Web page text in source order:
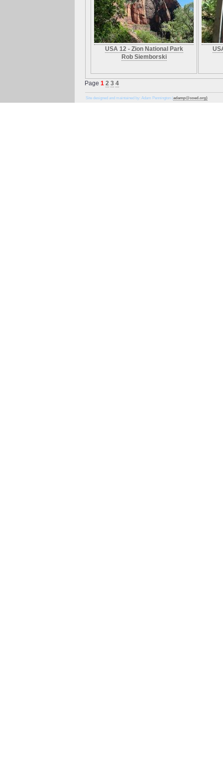
USA 12 - Zion National Park
Rob Siemborski
Page 1 2 3 4
Site designed and maintained by: Adam Pennington (adamp@coed.org)